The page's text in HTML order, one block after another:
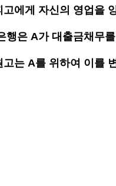
에게 자신의 영업을
은 A가 대출금채무
는 A를 위하여 이를